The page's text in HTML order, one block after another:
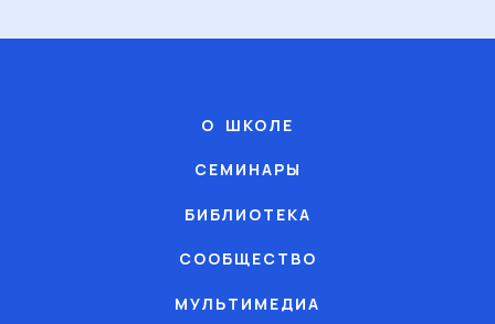
О ШКОЛЕ
СЕМИНАРЫ
БИБЛИОТЕКА
СООБЩЕСТВО
МУЛЬТИМЕДИА